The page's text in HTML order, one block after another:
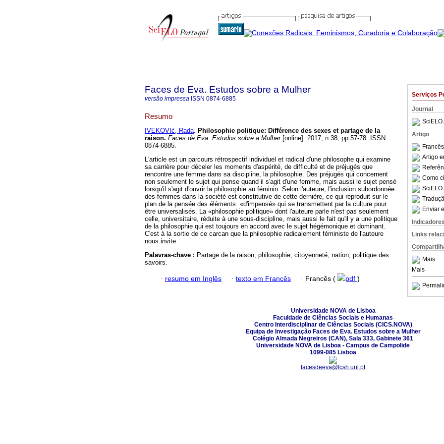
Serviços
Journal
SciELO
Artigo
Artigo
Como
SciELO
Enviar
Indicadores
Links
Mais
Mais
Faces de Eva. Estudos sobre a Mulher
versão impressa ISSN 0874-6885
Resumo
IVEKOVIć, Rada. Philosophie politique: Différence des sexes et partage de la
raison. Faces de Eva. Estudos sobre a Mulher[online]. 2017, n.38, pp.57-78. ISSN
0874-6885.
L'article est un parcours rétrospectif individuel et radical d'une philosophe qui examine
sa carrière pour déceler les moments d'aspérité, de difficulté et de préjugés que
rencontre une femme dans sa discipline, la philosophie. Des préjugés qui concernent
non seulement le sujet qui pense quand il s'agit d'une femme, mais aussi le sujet pensé
lorsqu'il s'agit d'ouvrir la philosophie au féminin. Selon l'auteure, l'inclusion subordonnée
des femmes dans la société est constitutive de cette dernière, ce qui reproduit sur le
plan de la pensée des éléments «d'impensé» qui se transmettent par la culture pour
être universalisés. La «philosophie politique» dont l'auteure parle n'est pas seulement
celle, universitaire, réduite à une sous-discipline, mais aussi le fait qu'il y a une politique
de la philosophie qui est toujours en accord avec le sujet hégémonique et dominant.
C'est à la sortie de ce carcan que la philosophie radicalement féministe de l'auteure
nous invite
Palavras-chave : Partage de la raison; philosophie; citoyenneté; nation; politique des
savoirs.
· resumo em Inglês · texto em Francês · Francês ( pdf )
Universidade NOVA de Lisboa
Faculdade de Ciências Sociais e Humanas
Centro Interdisciplinar de Ciências Sociais (CICS.NOVA)
Equipa de Investigação Faces de Eva. Estudos sobre a Mulher
Colégio Almada Negreiros (CAN), Sala 333, Gabinete 361
Universidade NOVA de Lisboa - Campus de Campolide
1099-085 Lisboa
facesdeeva@fcsh.unl.pt